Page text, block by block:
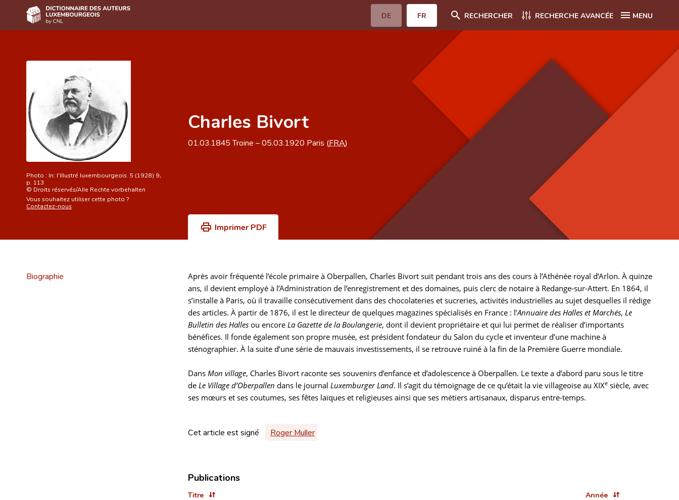
DE FR RECHERCHER RECHERCHE AVANCÉE MENU
Recherche avancée
Foire aux questions
CNL
Équipe scientifique
Contact
Photo : In: l'Illustré luxembourgeois. 5 (1928) 9,
p. 113
© Droits réservés/Alle Rechte vorbehalten
Vous souhaitez utiliser cette photo ?
Contactez-nous
Charles Bivort
01.03.1845Troine –05.03.1920 Paris (FRA)
Imprimer PDF
Biographie
Après avoir fréquenté l’école primaire à Oberpallen, Charles Bivort suit pendant trois ans des cours à l’Athénée royal d’Arlon. À quinze
ans, il devient employé à l’Administration de l’enregistrement et des domaines, puis clerc de notaire à Redange-sur-Attert. En 1864, il
s’installe à Paris, où il travaille consécutivement dans des chocolateries et sucreries, activités industrielles au sujet desquelles il rédige
des articles. À partir de 1876, il est le directeur de quelques magazines spécialisés en France : l’Annuaire des Halles et Marchés, Le
Bulletin des Halles ou encore La Gazette de la Boulangerie, dont il devient propriétaire et qui lui permet de réaliser d’importants
bénéfices. Il fonde également son propre musée, est président fondateur du Salon du cycle et inventeur d’une machine à
sténographier. À la suite d’une série de mauvais investissements, il se retrouve ruiné à la fin de la Première Guerre mondiale.
Dans Mon village, Charles Bivort raconte ses souvenirs d’enfance et d’adolescence à Oberpallen. Le texte a d’abord paru sous le titre
de Le Village d’Oberpallen dans le journal Luxemburger Land. Il s’agit du témoignage de ce qu’était la vie villageoise au XIXe siècle, avec
ses mœurs et ses coutumes, ses fêtes laïques et religieuses ainsi que ses métiers artisanaux, disparus entre-temps.
Cet article est signé Roger Muller
Publications
Titre Année